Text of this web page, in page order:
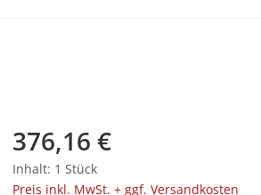
Regulärer Preis:
376,16 €
Inhalt: 1 Stück
Preis inkl. MwSt. + ggf. Versandkosten